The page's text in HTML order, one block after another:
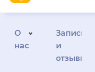
О
нас
Запись
и
отзывы